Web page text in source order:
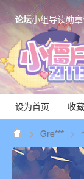
论坛小组导读勋章
设为首页 收
Gre***